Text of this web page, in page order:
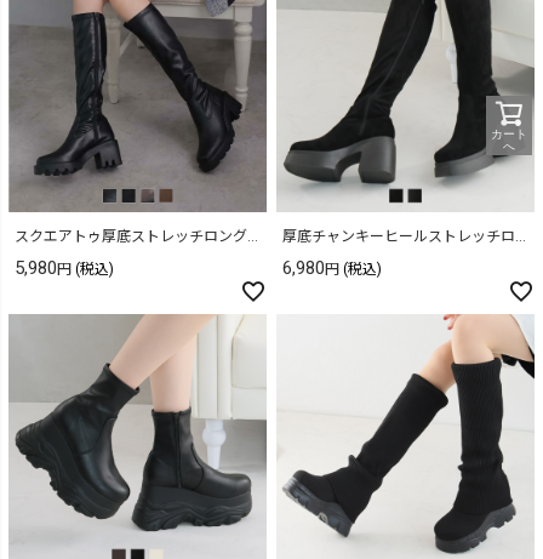
5,980 (税込) 6,980 (税込)
カート
へ